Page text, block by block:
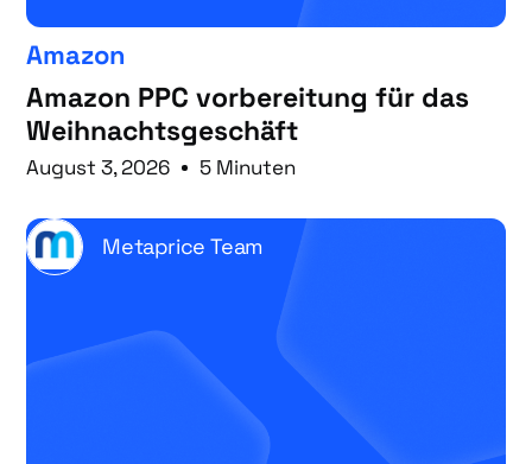
Amazon
Amazon PPC vorbereitung für das
Weihnachtsgeschäft
August 3, 2026 5 Minuten
Metaprice Team